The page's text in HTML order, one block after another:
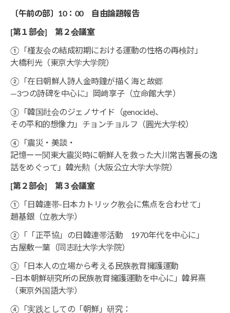
〔午前の部〕10：00 自由論題報告
[第１部会] 第２会議室
①「槿友会の結成初期における運動の性格の再検討」
大橋利光（東京大学大学院）
②「在日朝鮮人詩人金時鐘が描く海と故郷
―3つの詩碑を中心に」岡﨑享子（立命館大学）
③「韓国社会のジェノサイド（genocide)、
その平和的想像力」チョンチョルフ（ 圓光大学校）
④「震災・美談・
記憶ーー関東大震災時に朝鮮人を救った大川常吉署長の逸
話をめぐって」韓光勲（大阪公立大学大学院）
[第２部会] 第３会議室
①「日韓連帯‐日本カトリック教会に焦点を合わせて」
趙基銀（立教大学）
②「「正平協」の日韓連帯活動 1970年代を中心に」
古屋敷一葉（同志社大学大学院）
③「日本人の立場から考える民族教育擁護運動
−日本朝鮮研究所の民族教育擁護運動を中心に」韓昇熹
（東京外国語大学）
④「実践としての「朝鮮」研究：